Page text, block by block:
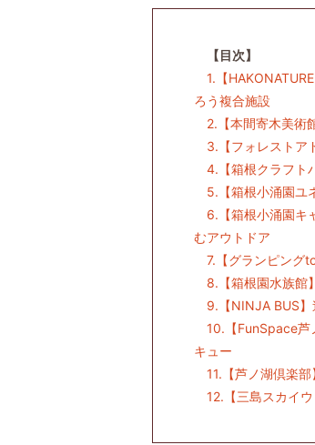
【目次】
1.【
ろう複合施設
2.【本間寄木美術
3.【フォレストア
4.【箱根クラフト
5.【箱根小涌園ユ
6.【箱根小涌園キ
むアウトドア
7.【グランピング
8.【箱根園水族館
9.【NINJA BUS
10.【FunSpace芦
キュー
11.【芦ノ湖倶楽
12.【三島スカイ